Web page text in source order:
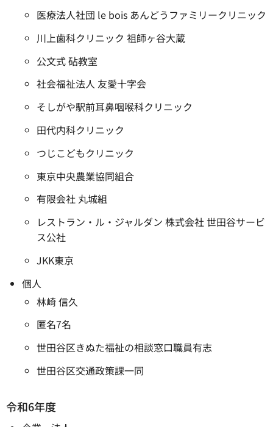
医療法人社団 le bois あんどうファミリークリニック
川上歯科クリニック 祖師ヶ谷大蔵
公文式 砧教室
社会福祉法人 友愛十字会
そしがや駅前耳鼻咽喉科クリニック
田代内科クリニック
つじこどもクリニック
東京中央農業協同組合
有限会社 丸城組
レストラン・ル・ジャルダン 株式会社 世田谷サービ
ス公社
JKK東京
個人
林崎 信久
匿名7名
世田谷区きぬた福祉の相談窓口職員有志
世田谷区交通政策課一同
令和6年度